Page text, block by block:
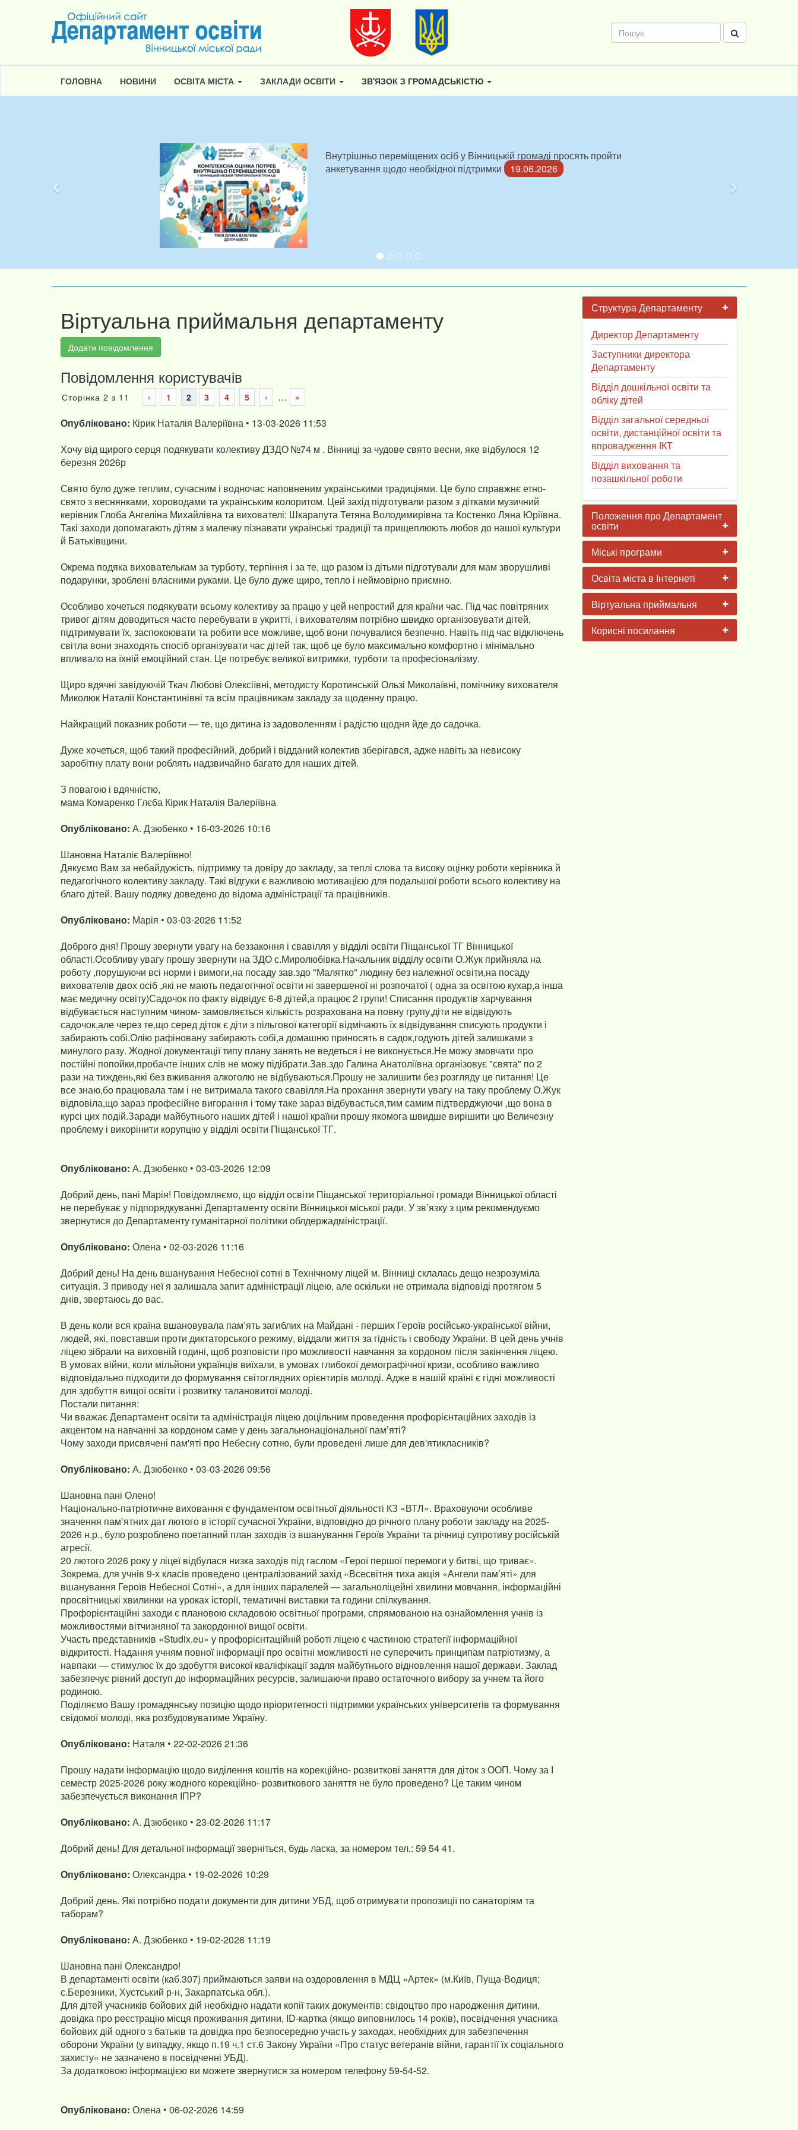
ГОЛОВНА НОВИНИ ОСВІТА МІСТА ЗАКЛАДИ ОСВІТИ ЗВ'ЯЗОК З ГРОМАДСЬКІСТЮ
«Моя професія - мій вибір»: підсумки профорієнтаційної роботи в
Віртуальна приймальня департаменту
Додати повідомлення
Повідомлення користувачів
Сторінка 2 з 11 ‹ 1 2 3 4 5 › … »
Опубліковано: Кірик Наталія Валеріївна • 13-03-2026 11:53
Хочу від щирого серця подякувати колективу ДЗДО №74 м . Вінниці за чудове свято весни, яке відбулося 12
березня 2026р
Свято було дуже теплим, сучасним і водночас наповненим українськими традиціями. Це було справжнє етно-
свято з веснянками, хороводами та українським колоритом. Цей захід підготували разом з дітками музичний
керівник Глоба Ангеліна Михайлівна та вихователі: Шкарапута Тетяна Володимирівна та Костенко Ляна Юріївна.
Такі заходи допомагають дітям з малечку пізнавати українські традиції та прищеплюють любов до нашої культури
й Батьківщини.
Окрема подяка вихователькам за турботу, терпіння і за те, що разом із дітьми підготували для мам зворушливі
подарунки, зроблені власними руками. Це було дуже щиро, тепло і неймовірно приємно.
Особливо хочеться подякувати всьому колективу за працю у цей непростий для країни час. Під час повітряних
тривог дітям доводиться часто перебувати в укритті, і вихователям потрібно швидко організовувати дітей,
підтримувати їх, заспокоювати та робити все можливе, щоб вони почувалися безпечно. Навіть під час відключень
світла вони знаходять спосіб організувати час дітей так, щоб це було максимально комфортно і мінімально
впливало на їхній емоційний стан. Це потребує великої витримки, турботи та професіоналізму.
Щиро вдячні завідуючій Ткач Любові Олексіївні, методисту Коротинській Ользі Миколаївні, помічнику вихователя
Миколюк Наталії Константинівні та всім працівникам закладу за щоденну працю.
Найкращий показник роботи — те, що дитина із задоволенням і радістю щодня йде до садочка.
Дуже хочеться, щоб такий професійний, добрий і відданий колектив зберігався, адже навіть за невисоку
заробітну плату вони роблять надзвичайно багато для наших дітей.
З повагою і вдячністю,
мама Комаренко Глєба Кірик Наталія Валеріївна
Опубліковано: А. Дзюбенко • 16-03-2026 10:16
Шановна Наталіє Валеріївно!
Дякуємо Вам за небайдужість, підтримку та довіру до закладу, за теплі слова та високу оцінку роботи керівника й
педагогічного колективу закладу. Такі відгуки є важливою мотивацією для подальшої роботи всього колективу на
благо дітей. Вашу подяку доведено до відома адміністрації та працівників.
Опубліковано: Марія • 03-03-2026 11:52
Доброго дня! Прошу звернути увагу на беззаконня і свавілля у відділі освіти Піщанської ТГ Вінницької
області.Особливу увагу прошу звернути на ЗДО с.Миролюбівка.Начальник відділу освіти О.Жук прийняла на
роботу ,порушуючи всі норми і вимоги,на посаду зав.здо "Малятко" людину без належної освіти,на посаду
вихователів двох осіб ,які не мають педагогічної освіти ні завершеної ні розпочатої ( одна за освітою кухар,а інша
має медичну освіту)Садочок по факту відвідує 6-8 дітей,а працює 2 групи! Списання продуктів харчування
відбувається наступним чином- замовляється кількість розрахована на повну групу,діти не відвідують
садочок,але через те,що серед діток є діти з пільгової категорії відмічають їх відвідування списують продукти і
забирають собі.Олію рафіновану забирають собі,а домашню приносять в садок,годують дітей залишками з
минулого разу. Жодної документації типу плану занять не ведеться і не виконується.Не можу змовчати про
постійні попойки,пробачте інших слів не можу підібрати.Зав.здо Галина Анатоліївна організовує "свята" по 2
рази на тиждень,які без вживання алкоголю не відбуваються.Прошу не залишити без розгляду це питання! Це
все знаю,бо працювала там і не витримала такого свавілля.На прохання звернути увагу на таку проблему О.Жук
відповіла,що зараз професійне вигорання і тому таке зараз відбувається,тим самим підтверджуючи ,що вона в
курсі цих подій.Заради майбутнього наших дітей і нашої країни прошу якомога швидше вирішити цю Величезну
Опубліковано: А. Дзюбенко • 03-03-2026 12:09
Добрий день, пані Марія! Повідомляємо, що відділ освіти Піщанської територіальної громади Вінницької області
не перебуває у підпорядкуванні Департаменту освіти Вінницької міської ради. У зв’язку з цим рекомендуємо
звернутися до Департаменту гуманітарної політики облдержадміністрації.
Опубліковано: Олена • 02-03-2026 11:16
Добрий день! На день вшанування Небесної сотні в Технічному ліцей м. Вінниці склалась дещо незрозуміла
ситуація. З приводу неї я залишала запит адміністрації ліцею, але оскільки не отримала відповіді протягом 5
днів, звертаюсь до вас.
В день коли вся країна вшановувала пам’ять загиблих на Майдані - перших Героїв російсько-української війни,
людей, які, повставши проти диктаторського режиму, віддали життя за гідність і свободу України. В цей день учнів
ліцею зібрали на виховній годині, щоб розповісти про можливості навчання за кордоном після закінчення ліцею.
В умовах війни, коли мільйони українців виїхали, в умовах глибокої демографічної кризи, особливо важливо
відповідально підходити до формування світоглядних орієнтирів молоді. Адже в нашій країні є гідні можливості
для здобуття вищої освіти і розвитку талановитої молоді.
Постали питання:
Чи вважає Департамент освіти та адміністрація ліцею доцільним проведення профорієнтаційних заходів із
акцентом на навчанні за кордоном саме у день загальнонаціональної пам’яті?
Чому заходи присвячені пам'яті про Небесну сотню, були проведені лише для дев'ятикласників?
Опубліковано: А. Дзюбенко • 03-03-2026 09:56
Шановна пані Олено!
Національно-патріотичне виховання є фундаментом освітньої діяльності КЗ «ВТЛ». Враховуючи особливе
значення пам’ятних дат лютого в історії сучасної України, відповідно до річного плану роботи закладу на 2025-
2026 н.р., було розроблено поетапний план заходів із вшанування Героїв України та річниці супротиву російській
агресії.
20 лютого 2026 року у ліцеї відбулася низка заходів під гаслом «Герої першої перемоги у битві, що триває».
Зокрема, для учнів 9-х класів проведено централізований захід «Всесвітня тиха акція «Ангели пам’яті» для
вшанування Героїв Небесної Сотні», а для інших паралелей — загальноліцейні хвилини мовчання, інформаційні
просвітницькі хвилинки на уроках історії, тематичні виставки та години спілкування.
Профорієнтаційні заходи є плановою складовою освітньої програми, спрямованою на ознайомлення учнів із
можливостями вітчизняної та закордонної вищої освіти.
Участь представників «Studix.eu» у профорієнтаційній роботі ліцею є частиною стратегії інформаційної
відкритості. Надання учням повної інформації про освітні можливості не суперечить принципам патріотизму, а
навпаки — стимулює їх до здобуття високої кваліфікації задля майбутнього відновлення нашої держави. Заклад
забезпечує рівний доступ до інформаційних ресурсів, залишаючи право остаточного вибору за учнем та його
родиною.
Поділяємо Вашу громадянську позицію щодо пріоритетності підтримки українських університетів та формування
свідомої молоді, яка розбудовуватиме Україну.
Опубліковано: Наталя • 22-02-2026 21:36
Прошу надати інформацію щодо виділення коштів на корекційно- розвиткові заняття для діток з ООП. Чому за І
семестр 2025-2026 року жодного корекційно- розвиткового заняття не було проведено? Це таким чином
забезпечується виконання ІПР?
Опубліковано: А. Дзюбенко • 23-02-2026 11:17
Добрий день! Для детальної інформації зверніться, будь ласка, за номером тел.: 59 54 41.
Опубліковано: Олександра • 19-02-2026 10:29
Добрий день. Які потрібно подати документи для дитини УБД, щоб отримувати пропозиції по санаторіям та
таборам?
Опубліковано: А. Дзюбенко • 19-02-2026 11:19
Шановна пані Олександро!
В департаменті освіти (каб.307) приймаються заяви на оздоровлення в МДЦ «Артек» (м.Київ, Пуща-Водиця;
с.Березники, Хустський р-н, Закарпатська обл.).
Для дітей учасників бойових дій необхідно надати копії таких документів: свідоцтво про народження дитини,
довідка про реєстрацію місця проживання дитини, ID-картка (якщо виповнилось 14 років), посвідчення учасника
бойових дій одного з батьків та довідка про безпосередню участь у заходах, необхідних для забезпечення
оборони України (у випадку, якщо п.19 ч.1 ст.6 Закону України «Про статус ветеранів війни, гарантії їх соціального
захисту» не зазначено в посвідченні УБД).
Опубліковано: Олена • 06-02-2026 14:59
Структура Департаменту
Директор Департаменту
Заступники директора
Департаменту
Відділ дошкільної освіти та
обліку дітей
Відділ загальної середньої
освіти, дистанційної освіти та
впровадження ІКТ
Відділ виховання та
позашкільної роботи
Положення про Департамент
освіти
Міські програми
Освіта міста в Інтернеті
Віртуальна приймальня
Корисні посилання